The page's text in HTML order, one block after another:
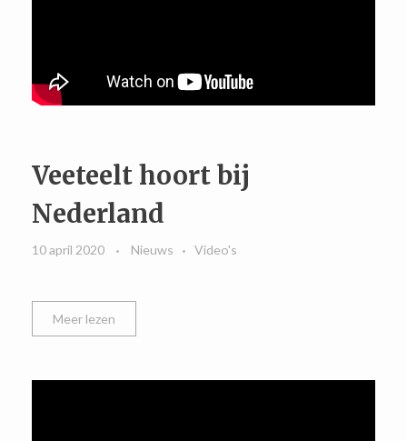
Veeteelt hoort bij
Nederland
10 april 2020 Nieuws Video's
Meer lezen